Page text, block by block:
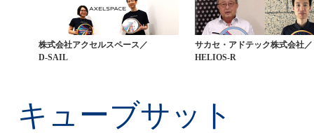
株式会社アクセルスペース／
D-SAIL
サカセ・アドテック株式会社／
HELIOS-R
キューブサット